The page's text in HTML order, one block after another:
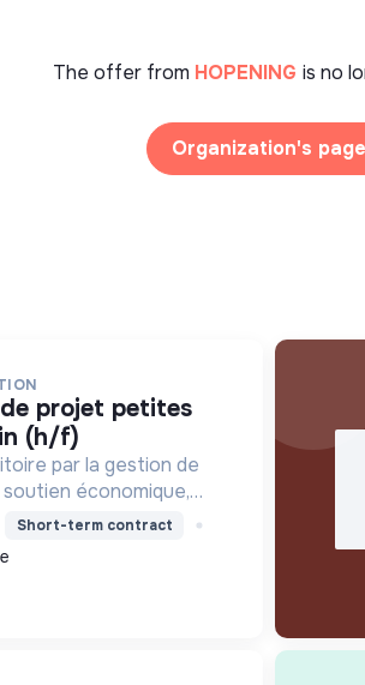
The offer from HOPENING is no
Organization's page
(h/f)
par la gestion de
économique,
et la revitalisation des
qualité de vie et un
Short-term contract